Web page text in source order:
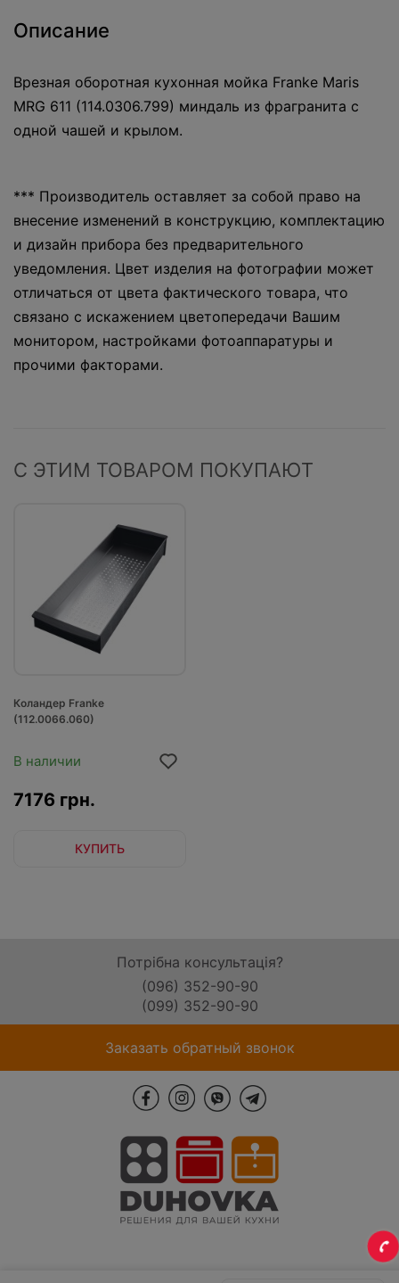
Описание
Врезная оборотная кухонная мойка Franke Maris
MRG 611 (114.0306.799) миндаль из фрагранита с
одной чашей и крылом.
*** Производитель оставляет за собой право на
внесение изменений в конструкцию, комплектацию
и дизайн прибора без предварительного
уведомления. Цвет изделия на фотографии может
отличаться от цвета фактического товара, что
связано с искажением цветопередачи Вашим
монитором, настройками фотоаппаратуры и
прочими факторами.
С ЭТИМ ТОВАРОМ ПОКУПАЮТ
Коландер Franke
(112.0066.060)
В наличии
7176 грн.
КУПИТЬ
Потрібна консультація?
(096) 352-90-90
(099) 352-90-90
Заказать обратный звонок